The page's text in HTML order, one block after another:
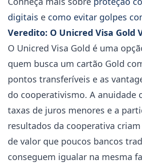
digitais e como evitar golpes
Veredito: O Unicred Visa Gold
O Unicred Visa Gold é uma
quem busca um cartão Gold
pontos transferíveis e as
do cooperativismo. A anuidade
taxas de juros menores e a
resultados da cooperativa
de valor que poucos bancos
conseguem igualar na mesma